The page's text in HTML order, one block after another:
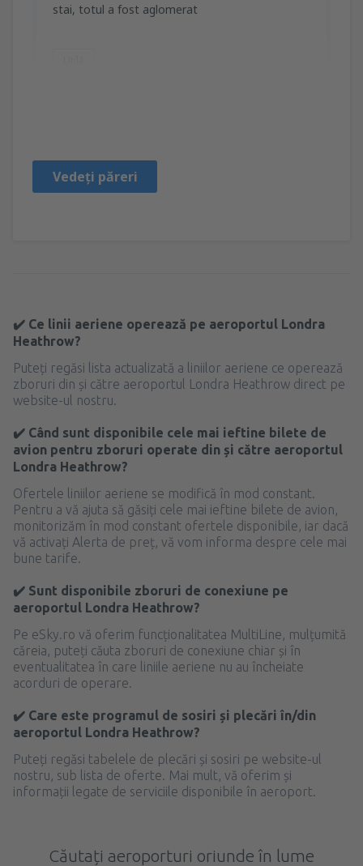
stai, totul a fost aglomerat
Vedeți păreri
✔️ Ce linii aeriene operează pe aeroportul Londra
Heathrow?
Puteți regăsi lista actualizată a liniilor aeriene ce operează
zboruri din și către aeroportul Londra Heathrow direct pe
website-ul nostru.
✔️ Când sunt disponibile cele mai ieftine bilete de
avion pentru zboruri operate din și către aeroportul
Londra Heathrow?
Ofertele liniilor aeriene se modifică în mod constant.
Pentru a vă ajuta să găsiți cele mai ieftine bilete de avion,
monitorizăm în mod constant ofertele disponibile, iar dacă
vă activați Alerta de preț, vă vom informa despre cele mai
bune tarife.
✔️ Sunt disponibile zboruri de conexiune pe
aeroportul Londra Heathrow?
Pe eSky.ro vă oferim funcționalitatea MultiLine, mulțumită
căreia, puteți căuta zboruri de conexiune chiar și în
eventualitatea în care liniile aeriene nu au încheiate
acorduri de operare.
✔️ Care este programul de sosiri și plecări în/din
aeroportul Londra Heathrow?
Puteți regăsi tabelele de plecări și sosiri pe website-ul
nostru, sub lista de oferte. Mai mult, vă oferim și
informații legate de serviciile disponibile în aeroport.
Căutați aeroporturi oriunde în lume